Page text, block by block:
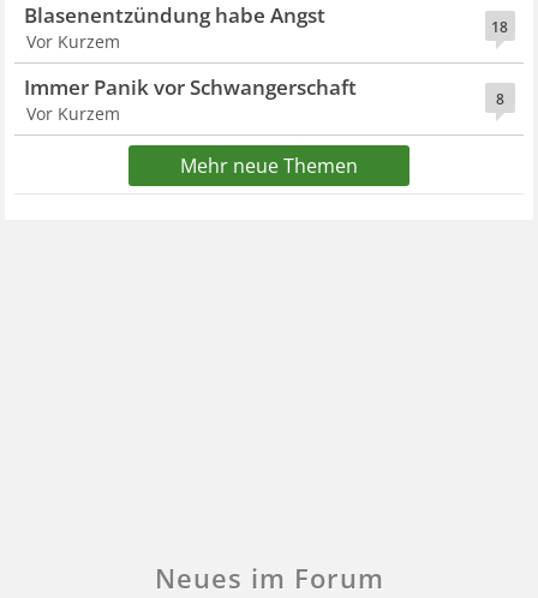
18
Blasenentzündung habe Angst
Vor Kurzem
8
Immer Panik vor Schwangerschaft
Vor Kurzem
Mehr neue Themen
Neues im Forum